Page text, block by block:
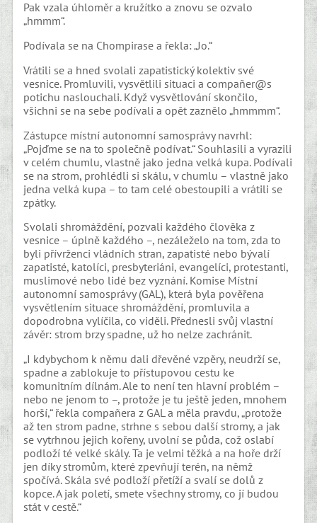
Pak vzala úhloměr a kružítko a znovu se ozvalo
„hmmm“.
Podívala se na Chompirase a řekla: „Jo.“
Vrátili se a hned svolali zapatistický kolektiv své
vesnice. Promluvili, vysvětlili situaci a compañer@s
potichu naslouchali. Když vysvětlování skončilo,
všichni se na sebe podívali a opět zaznělo „hmmmm“.
Zástupce místní autonomní samosprávy navrhl:
„Pojďme se na to společně podívat.“ Souhlasili a vyrazili
v celém chumlu, vlastně jako jedna velká kupa. Podívali
se na strom, prohlédli si skálu, v chumlu – vlastně jako
jedna velká kupa – to tam celé obestoupili a vrátili se
zpátky.
Svolali shromáždění, pozvali každého člověka z
vesnice – úplně každého –, nezáleželo na tom, zda to
byli přívrženci vládních stran, zapatisté nebo bývalí
zapatisté, katolíci, presbyteriáni, evangelíci, protestanti,
muslimové nebo lidé bez vyznání. Komise Místní
autonomní samosprávy (GAL), která byla pověřena
vysvětlením situace shromáždění, promluvila a
dopodrobna vylíčila, co viděli. Přednesli svůj vlastní
závěr: strom brzy spadne, už ho nelze zachránit.
„I kdybychom k němu dali dřevěné vzpěry, neudrží se,
spadne a zablokuje to přístupovou cestu ke
komunitním dílnám. Ale to není ten hlavní problém –
nebo ne jenom to –, protože je tu ještě jeden, mnohem
horší,“ řekla compañera z GAL a měla pravdu, „protože
až ten strom padne, strhne s sebou další stromy, a jak
se vytrhnou jejich kořeny, uvolní se půda, což oslabí
podloží té velké skály. Ta je velmi těžká a na hoře drží
jen díky stromům, které zpevňují terén, na němž
spočívá. Skála své podloží přetíží a svalí se dolů z
kopce. A jak poletí, smete všechny stromy, co jí budou
stát v cestě.“